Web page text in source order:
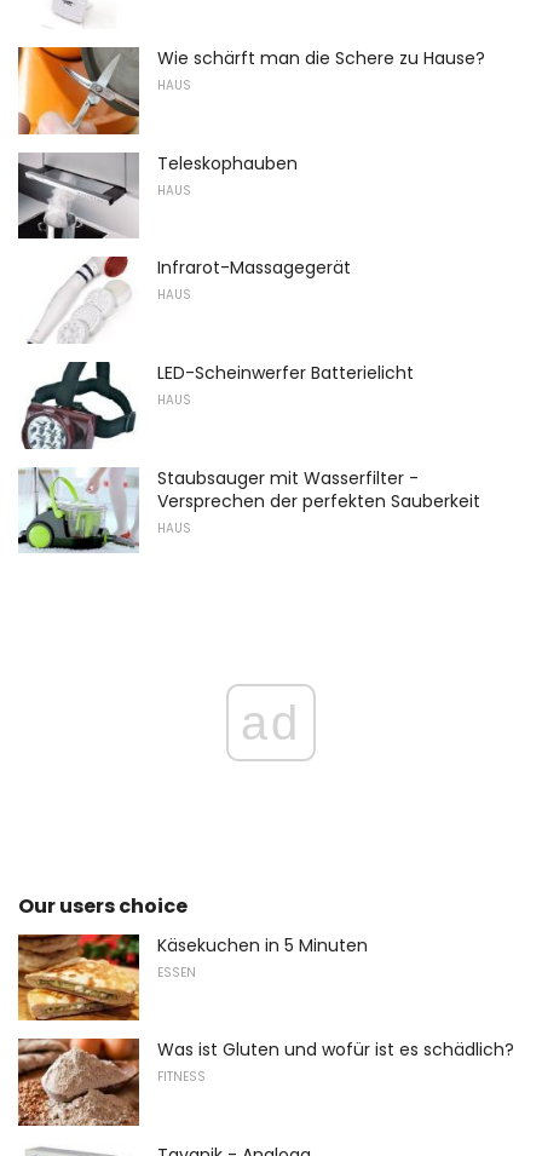
Wie schärft man die Schere zu Hause?
HAUS
Teleskophauben
HAUS
Infrarot-Massagegerät
HAUS
LED-Scheinwerfer Batterielicht
HAUS
Staubsauger mit Wasserfilter -
Versprechen der perfekten Sauberkeit
HAUS
ad
Our users choice
Käsekuchen in 5 Minuten
ESSEN
Was ist Gluten und wofür ist es schädlich?
FITNESS